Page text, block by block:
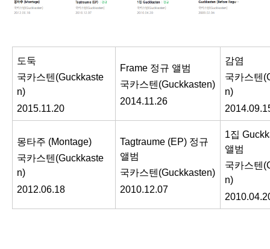
도둑
국카스텐(Guckkaste
n)
2015.11.20
Frame 정규 앨범
국카스텐(Guckkasten)
2014.11.26
감염
국카스텐
n)
몽타주 (Montage)
국카스텐(Guckkaste
n)
2012.06.18
Tagtraume (EP) 정규
앨범
국카스텐(Guckkasten)
2010.12.07
1집
앨범
국카스텐
n)